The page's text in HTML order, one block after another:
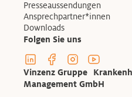
Presseaussendungen
Ansprechpartner*innen
Downloads
Folgen Sie uns
Linkedin Profil der
Facebook Profil der
Instagram Profil
Youtube
Vinzenz Gruppe
Management GmbH